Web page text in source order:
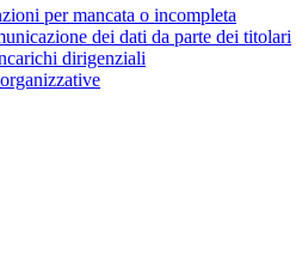
per mancata o incompleta
dei dati da parte dei titolari
dirigenziali